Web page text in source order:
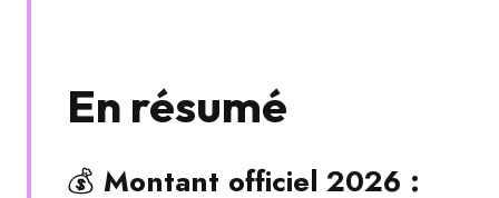
En résumé
💰 Montant officiel 2026 :